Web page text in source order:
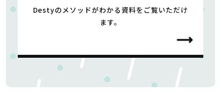
Destyのメソッドがわかる資料をご覧いただけ
ます。